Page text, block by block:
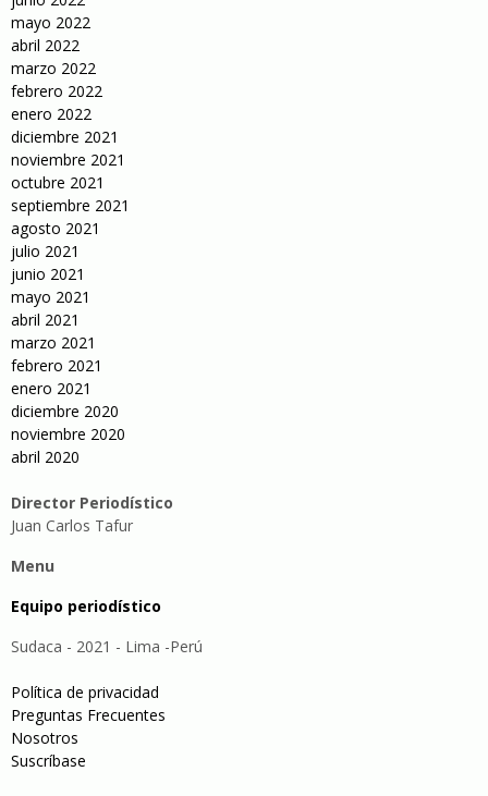
mayo 2022
abril 2022
marzo 2022
febrero 2022
enero 2022
diciembre 2021
noviembre 2021
octubre 2021
septiembre 2021
agosto 2021
julio 2021
junio 2021
mayo 2021
abril 2021
marzo 2021
febrero 2021
enero 2021
diciembre 2020
noviembre 2020
abril 2020
Director Periodístico
Juan Carlos Tafur
Menu
Equipo periodístico
Sudaca - 2021 - Lima -Perú
Política de privacidad
Preguntas Frecuentes
Nosotros
Suscríbase